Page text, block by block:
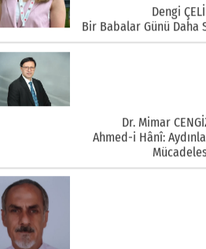
Dengi
Bir Babalar Günü Daha
Dr. Mimar
Ahmed-i Hânî: